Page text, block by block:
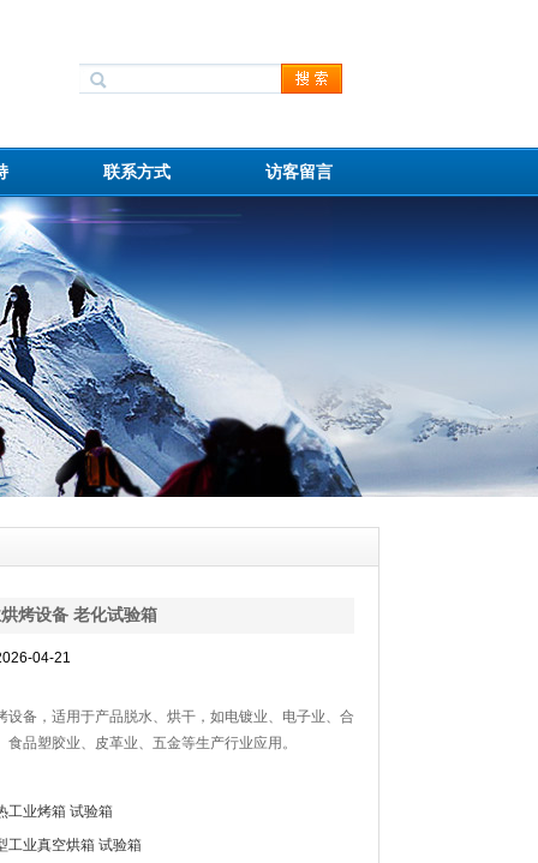
联系方式 访客留言
烤设备 老化试验箱
04-21
设备，适用于产品脱水、烘干，如电镀业、电子业、合
食品塑胶业、皮革业、五金等生产行业应用。
工业烤箱 试验箱
工业真空烘箱 试验箱